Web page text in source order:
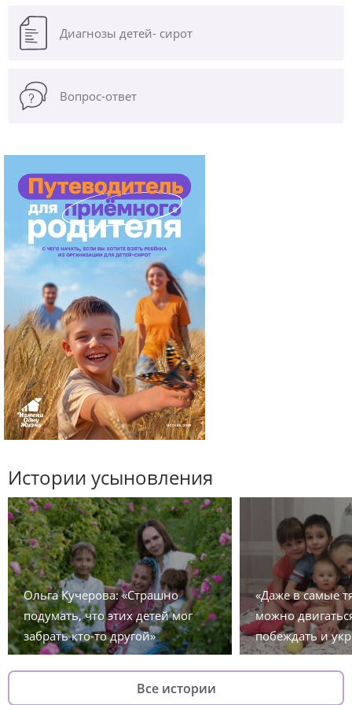
Диагнозы детей- сирот
Вопрос-ответ
Истории усыновления
Ольга Кучерова: «Страшно
подумать, что этих детей мог
забрать кто-то другой»
«Даже в самые
можно
побеждать и
Все истории